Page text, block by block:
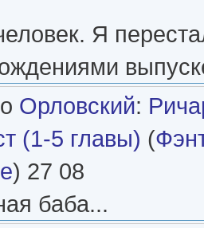
Я
Орловский:
(1-5 главы) (
) 27 08
баба...